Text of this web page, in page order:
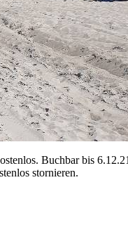
Buchbar bis
stornieren.